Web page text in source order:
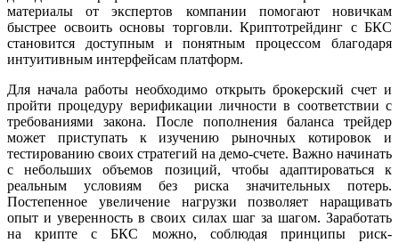
материалы от экспертов компании помогают новичкам
быстрее освоить основы торговли. Криптотрейдинг с БКС
становится доступным и понятным процессом благодаря
интуитивным интерфейсам платформ.
Для начала работы необходимо открыть брокерский счет и
пройти процедуру верификации личности в соответствии с
требованиями закона. После пополнения баланса трейдер
может приступать к изучению рыночных котировок и
тестированию своих стратегий на демо-счете. Важно начинать
с небольших объемов позиций, чтобы адаптироваться к
реальным условиям без риска значительных потерь.
Постепенное увеличение нагрузки позволяет наращивать
опыт и уверенность в своих силах шаг за шагом. Заработать
на крипте с БКС можно, соблюдая принципы риск-